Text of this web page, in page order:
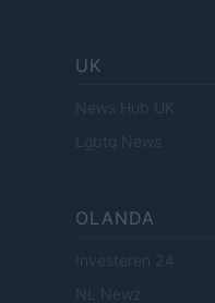
UK
News Hub UK
Lgbtq News
OLANDA
Investeren 24
NL Newz